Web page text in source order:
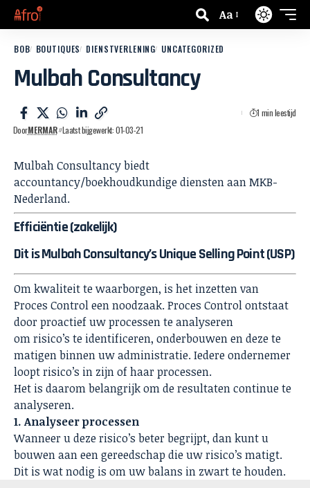
Aa
BOB BOUTIQUES DIENSTVERLENING UNCATEGORIZED
Mulbah Consultancy
DoorMERMAR Laatst bijgewerkt: 01-03-21
1 min leestijd
Mulbah Consultancy biedt
accountancy/boekhoudkundige diensten aan MKB-
Nederland.
Efficiëntie (zakelijk)
Dit is Mulbah Consultancy’s Unique Selling Point (USP)
Om kwaliteit te waarborgen, is het inzetten van
Proces Control een noodzaak. Proces Control ontstaat
door proactief uw processen te analyseren
om risico’s te identificeren, onderbouwen en deze te
matigen binnen uw administratie. Iedere ondernemer
loopt risico’s in zijn of haar processen.
Het is daarom belangrijk om de resultaten continue te
analyseren.
1. Analyseer processen
Wanneer u deze risico’s beter begrijpt, dan kunt u
bouwen aan een gereedschap die uw risico’s matigt.
Dit is wat nodig is om uw balans in zwart te houden.